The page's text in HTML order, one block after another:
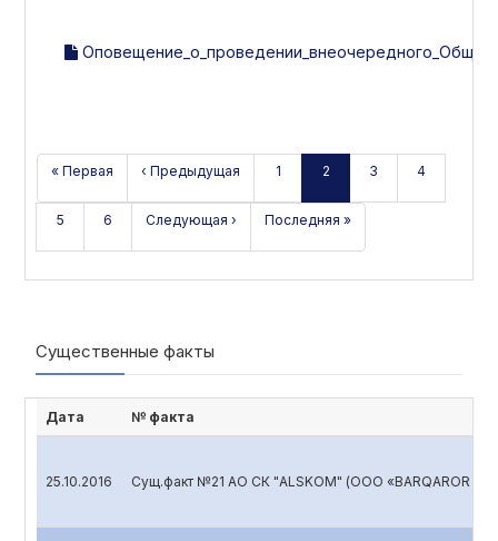
« Первая ‹ Предыдущая 1 2 3 4
5 6 Следующая › Последняя »
Существенные факты
Дата № факта
25.10.2016 Сущ.факт №21 АО СК "ALSKOM" (ООО «BARQAROR